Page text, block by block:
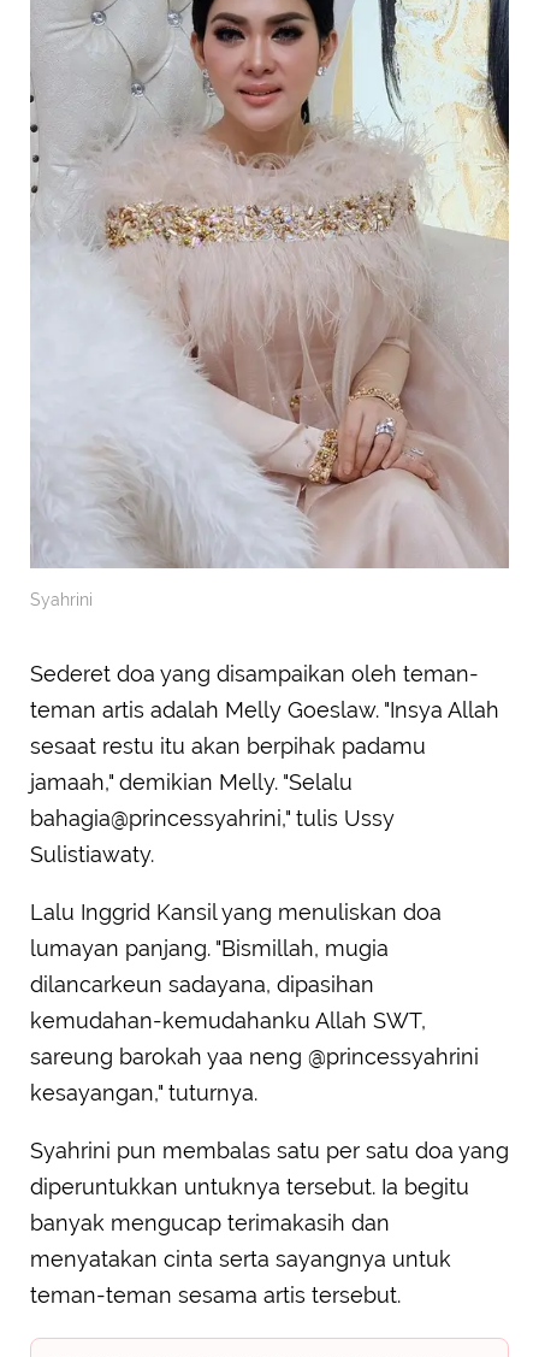
Syahrini
Sederet doa yang disampaikan oleh teman-
teman artis adalah Melly Goeslaw. "Insya Allah
sesaat restu itu akan berpihak padamu
jamaah," demikian Melly. "Selalu
bahagia@princessyahrini," tulis Ussy
Sulistiawaty.
Lalu Inggrid Kansil yang menuliskan doa
lumayan panjang. "Bismillah, mugia
dilancarkeun sadayana, dipasihan
kemudahan-kemudahanku Allah SWT,
sareung barokah yaa neng @princessyahrini
kesayangan," tuturnya.
Syahrini pun membalas satu per satu doa yang
diperuntukkan untuknya tersebut. Ia begitu
banyak mengucap terimakasih dan
menyatakan cinta serta sayangnya untuk
teman-teman sesama artis tersebut.